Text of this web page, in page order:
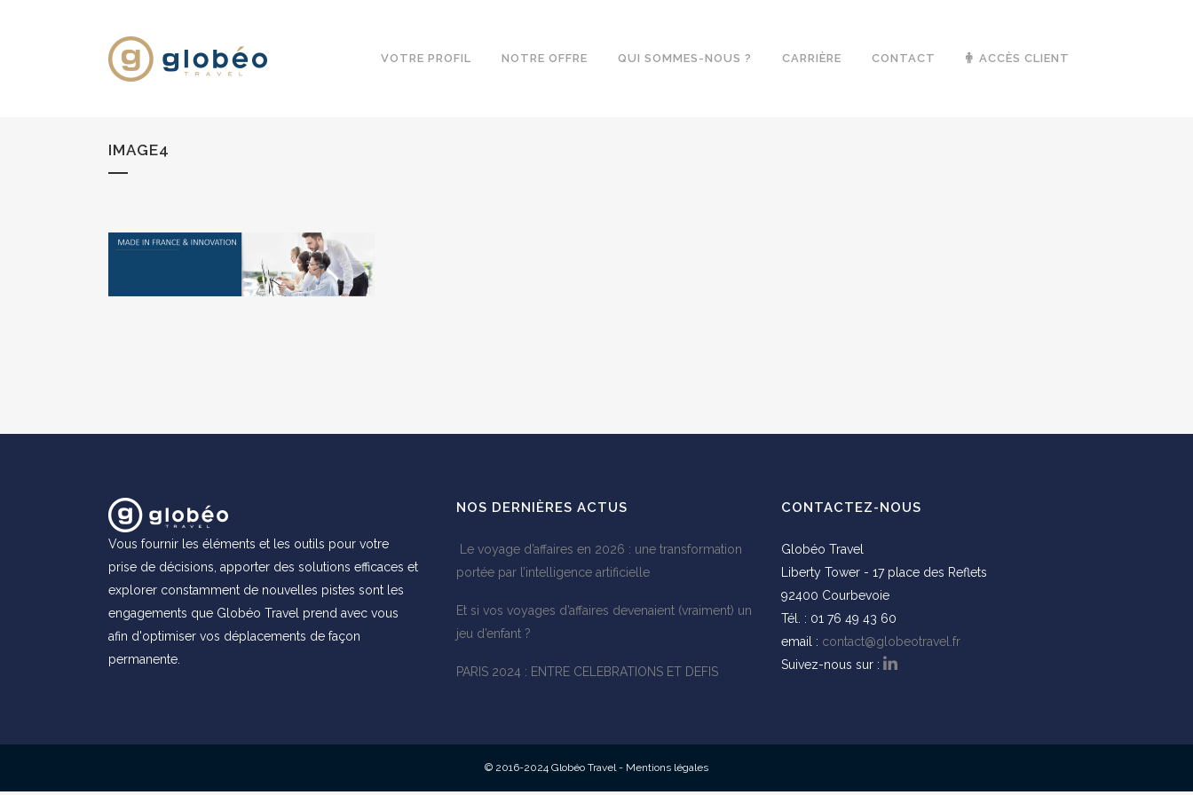
VOTRE PROFIL NOTRE OFFRE QUI SOMMES-NOUS ? CARRIÈRE CONTACT ACCÈS CLIENT
IMAGE4
Vous fournir les éléments et les outils pour votre
prise de décisions, apporter des solutions efficaces et
explorer constamment de nouvelles pistes sont les
engagements que Globéo Travel prend avec vous
afin d'optimiser vos déplacements de façon
permanente.
NOS DERNIÈRES ACTUS
Le voyage d’affaires en 2026 : une transformation
portée par l’intelligence artificielle
Et si vos voyages d’affaires devenaient (vraiment) un
jeu d’enfant ?
PARIS 2024 : ENTRE CELEBRATIONS ET DEFIS
CONTACTEZ-NOUS
Globéo Travel
Liberty Tower - 17 place des Reflets
92400 Courbevoie
Tél. : 01 76 49 43 60
email : contact@globeotravel.fr
Suivez-nous sur :
© 2016-2024 Globéo Travel - Mentions légales